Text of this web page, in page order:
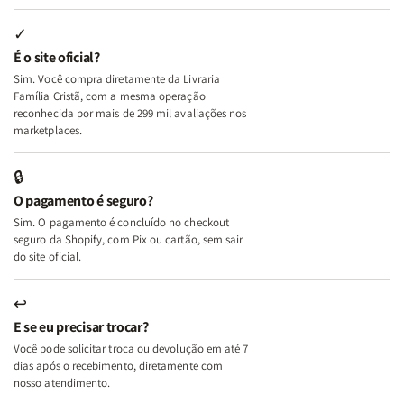
Lutas
e
Deus
+
A
Mulher
Lar
Lutas
+
A
Lar
Segundo
Segundo
✓
É o site oficial?
Sim. Você compra diretamente da Livraria
Família Cristã, com a mesma operação
reconhecida por mais de 299 mil avaliações nos
marketplaces.
🔒
O pagamento é seguro?
Sim. O pagamento é concluído no checkout
seguro da Shopify, com Pix ou cartão, sem sair
do site oficial.
↩
E se eu precisar trocar?
Você pode solicitar troca ou devolução em até 7
dias após o recebimento, diretamente com
nosso atendimento.